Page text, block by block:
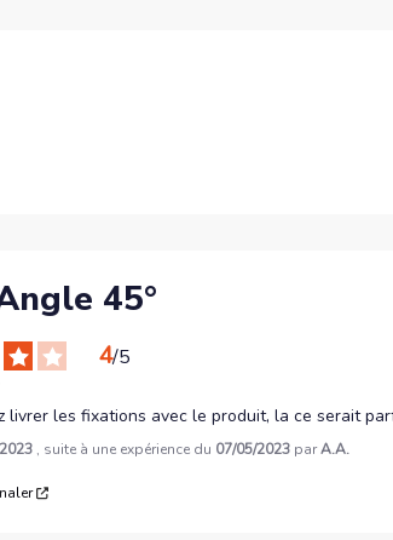
45°
4/5
livrer les fixations avec le produit, la ce serait
, suite à une expérience du 07/05/2023 parA.A.